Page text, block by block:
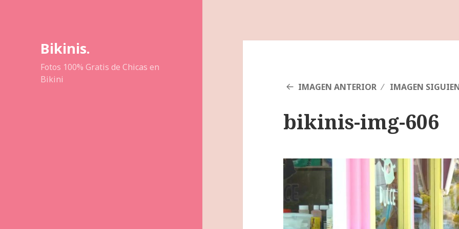
Bikinis.
Fotos 100% Gratis de Chicas en
Bikini
IMAGEN ANTERIOR IMAGEN
bikinis-img-606